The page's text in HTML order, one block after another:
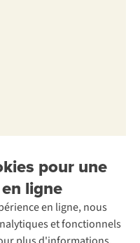
pour une
ligne
en ligne, nous
et fonctionnels